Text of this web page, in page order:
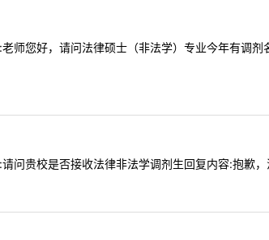
您好，请问法律硕士（非法学）专业今年有调剂
贵校是否接收法律非法学调剂生回复内容:抱歉